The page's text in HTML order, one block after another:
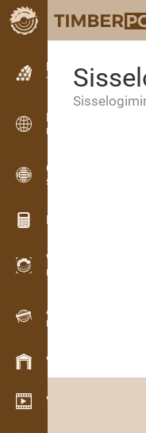
Kuulutused
Tekstkuulutused
Kuulutused
Rahvusvahelised
OPTI-TIMB
Saekavad
Puidu kalkulaatorid
WoodProfi
Puidumaht AI-ga
Andmesalvesti
Puidu inventuur
Varude haldamine
Videogalerii